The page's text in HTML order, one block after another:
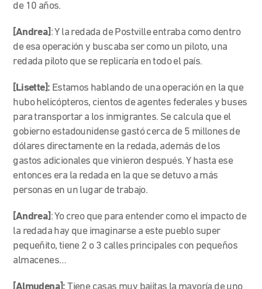
de 10 años.
[Andrea] : Y la redada de Postville entraba como dentro
de esa operación y buscaba ser como un piloto, una
redada piloto que se replicaría en todo el país.
[Lisette]: Estamos hablando de una operación en la que
hubo helicópteros, cientos de agentes federales y buses
para transportar a los inmigrantes. Se calcula que el
gobierno estadounidense gastó cerca de 5 millones de
dólares directamente en la redada, además de los
gastos adicionales que vinieron después. Y hasta ese
entonces era la redada en la que se detuvo a más
personas en un lugar de trabajo.
[Andrea] : Yo creo que para entender como el impacto de
la redada hay que imaginarse a este pueblo super
pequeñito, tiene 2 o 3 calles principales con pequeños
almacenes…